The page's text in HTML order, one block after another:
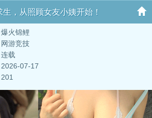
生，从照顾女友小姨开始！
火锦鲤
游竞技
载
07-17